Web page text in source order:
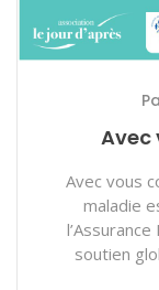
Avec
Avec vous
maladie
soutien